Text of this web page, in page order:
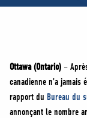
Ottawa (Ontario) –
canadienne n’a
rapport du Bureau du
annonçant le nombre